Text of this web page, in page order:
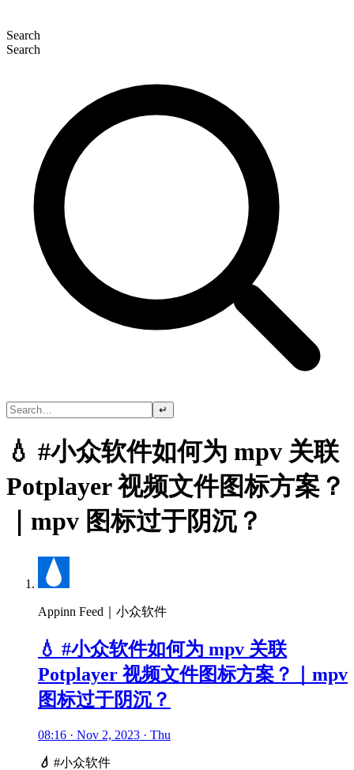
Search
Search
↵
💧 #小众软件如何为 mpv 关联
Potplayer 视频文件图标方案？
｜mpv 图标过于阴沉？
Appinn Feed｜小众软件
💧 #小众软件如何为 mpv 关联
Potplayer 视频文件图标方案？｜mpv
图标过于阴沉？
08:16 · Nov 2, 2023 · Thu
💧 #小众软件